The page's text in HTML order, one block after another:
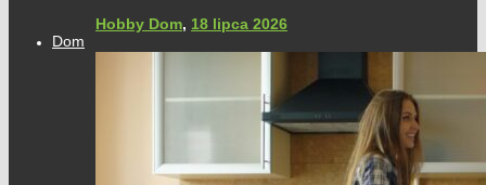
Hobby Dom, 18 lipca 2026
Dom